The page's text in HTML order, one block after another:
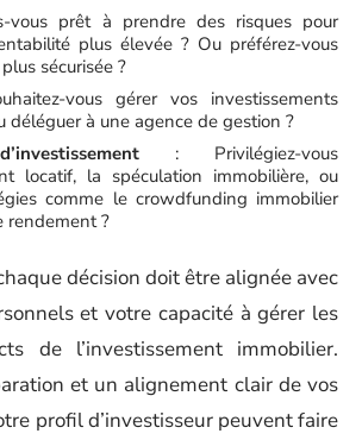
vous prêt à prendre des risques pour
plus élevée ? Ou préférez-vous
sécurisée ?
vous gérer vos investissements
déléguer à une agence de gestion ?
: Privilégiez-vous
locatif, la spéculation immobilière, ou
comme le crowdfunding immobilier
rendement ?
décision doit être alignée avec
et votre capacité à gérer les
de l’investissement immobilier.
et un alignement clair de vos
profil d’investisseur peuvent faire